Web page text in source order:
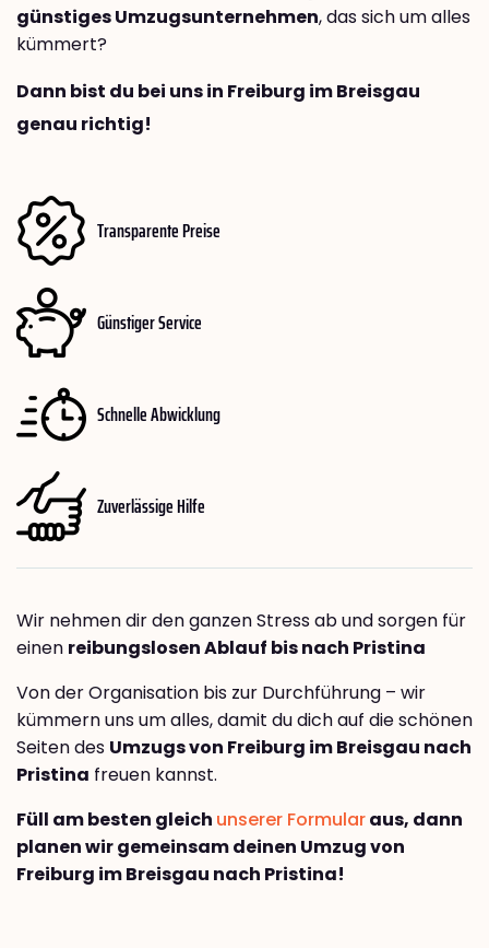
günstiges Umzugsunternehmen, das sich um alles
kümmert?
Dann bist du bei uns in Freiburg im Breisgau
genau richtig!
Transparente Preise
Günstiger Service
Schnelle Abwicklung
Zuverlässige Hilfe
Wir nehmen dir den ganzen Stress ab und sorgen für
einen reibungslosen Ablauf bis nach Pristina
Von der Organisation bis zur Durchführung – wir
kümmern uns um alles, damit du dich auf die schönen
Seiten des Umzugs von Freiburg im Breisgau nach
Pristina freuen kannst.
Füll am besten gleich unserer Formularaus, dann
planen wir gemeinsam deinen Umzug von
Freiburg im Breisgau nach Pristina!